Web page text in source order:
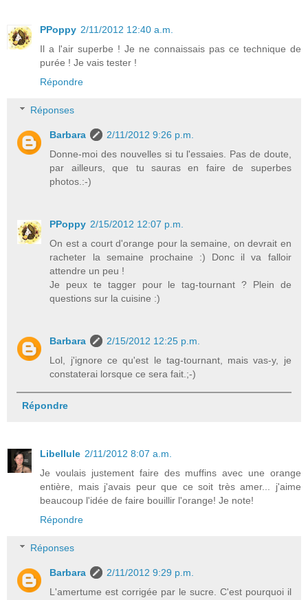
PPoppy 2/11/2012 12:40 a.m.
Il a l'air superbe ! Je ne connaissais pas ce technique de
purée ! Je vais tester !
Répondre
Réponses
Barbara
2/11/2012 9:26 p.m.
Donne-moi des nouvelles si tu l'essaies. Pas de doute,
par ailleurs, que tu sauras en faire de superbes
photos.:-)
PPoppy 2/15/2012 12:07 p.m.
On est a court d'orange pour la semaine, on devrait en
racheter la semaine prochaine :) Donc il va falloir
attendre un peu !
Je peux te tagger pour le tag-tournant ? Plein de
questions sur la cuisine :)
Barbara
2/15/2012 12:25 p.m.
Lol, j'ignore ce qu'est le tag-tournant, mais vas-y, je
constaterai lorsque ce sera fait.;-)
Répondre
Libellule 2/11/2012 8:07 a.m.
Je voulais justement faire des muffins avec une orange
entière, mais j'avais peur que ce soit très amer... j'aime
beaucoup l'idée de faire bouillir l'orange! Je note!
Répondre
Réponses
Barbara
2/11/2012 9:29 p.m.
L'amertume est corrigée par le sucre. C'est pourquoi il